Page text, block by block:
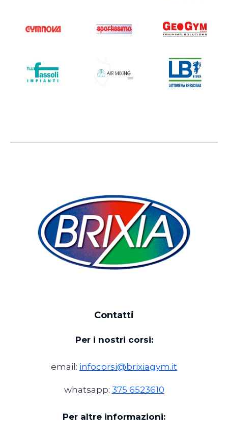
Contatti
Per i nostri corsi:
email: infocorsi@brixiagym.it
whatsapp: 375 6523610
Per altre informazioni: